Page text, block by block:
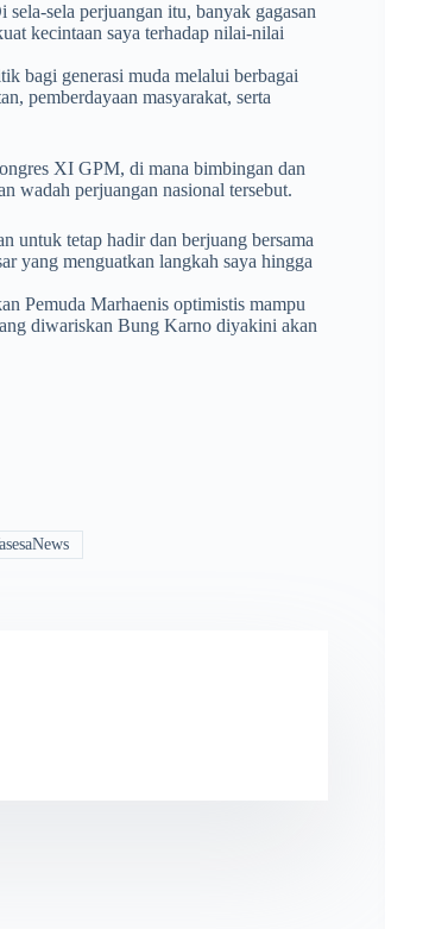
sela-sela perjuangan itu, banyak gagasan
kecintaan saya terhadap nilai-nilai
bagi generasi muda melalui berbagai
pemberdayaan masyarakat, serta
XI GPM, di mana bimbingan dan
wadah perjuangan nasional tersebut.
untuk tetap hadir dan berjuang bersama
yang menguatkan langkah saya hingga
Pemuda Marhaenis optimistis mampu
diwariskan Bung Karno diyakini akan